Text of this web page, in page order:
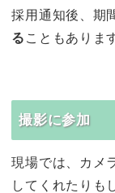
採用通知後、期
る こともありま
撮影に参加
現場では、カメ
してくれたりも